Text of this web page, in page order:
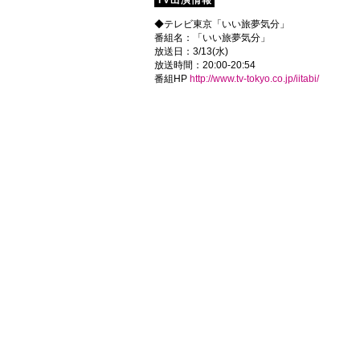
◆テレビ東京「いい旅夢気分」
番組名：「いい旅夢気分」
放送日：3/13(水)
放送時間：20:00-20:54
番組HP http://www.tv-tokyo.co.jp/iitabi/